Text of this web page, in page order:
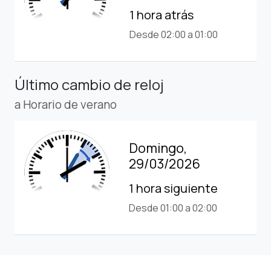
1 hora atrás
Desde 02:00 a 01:00
Último cambio de reloj
a Horario de verano
Domingo,
29/03/2026
1 hora siguiente
Desde 01:00 a 02:00